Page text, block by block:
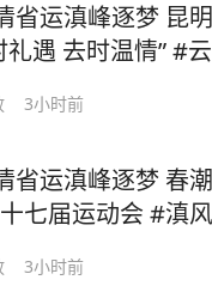
梦 昆明五县区演绎迎宾之门，诠释东道主
温情” #云南只打滇峰赛 #云南省第十七届运
3小时前
梦 春潮涌 天地阔 #云南只打滇峰赛 #云南
3小时前